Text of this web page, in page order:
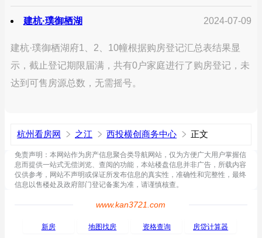
建杭·璞御栖湖 2024-07-09
建杭·璞御栖湖府1、2、10幢根据购房登记汇总表结果显
示，截止登记期限届满，共有0户家庭进行了购房登记，未
达到可售房源总数，无需摇号。
杭州看房网 之江 西投横创商务中心 正文
免责声明：本网站作为房产信息聚合类导航网站，仅为方便广大用户掌握信
息而提供一站式无偿浏览、查阅的功能，本站楼盘信息并非广告，所载内容
仅供参考，网站不声明或保证所发布信息的真实性，准确性和完整性，最终
信息以售楼处及政府部门登记备案为准，请谨慎核查。
www.kan3721.com
新房 地图找房 资格查询 房贷计算器